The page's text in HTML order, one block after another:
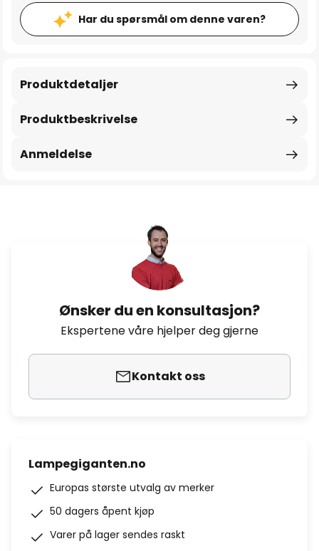
Har du spørsmål om denne varen?
Produktbeskrivelse
Produktdetaljer
Anmeldelse
Ønsker du en konsultasjon?
Ekspertene våre hjelper deg gjerne
Kontakt oss
Lampegiganten.no
Europas største utvalg av merker
50 dagers åpent kjøp
Varer på lager sendes raskt